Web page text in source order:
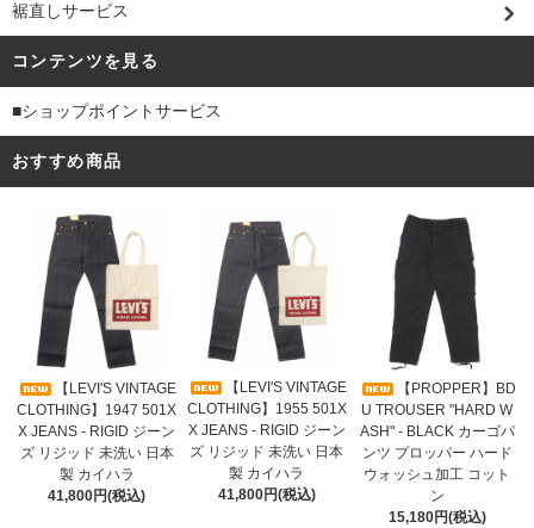
裾直しサービス
コンテンツを見る
■ショップポイントサービス
おすすめ商品
【LEVI'S VINTAGE
CLOTHING】1947 501X
X JEANS - RIGID ジーン
ズ リジッド 未洗い 日本
製 カイハラ
41,800円(税込)
【LEVI'S VINTAGE
CLOTHING】1955 501X
X JEANS - RIGID ジーン
ズ リジッド 未洗い 日本
製 カイハラ
41,800円(税込)
【PROPPER】BD
U TROUSER "HARD W
ASH" - BLACK カーゴパ
ンツ プロッパー ハード
ウォッシュ加工 コット
ン
15,180円(税込)